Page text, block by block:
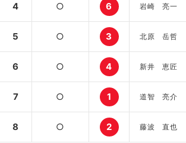
4 ○ 6 岩崎 亮一
5 ○ 3 北原 岳哲
6 ○ 4 新井 恵匠
7 ○ 1 道智 亮介
8 ○ 2 藤波 直也